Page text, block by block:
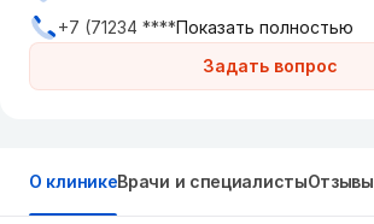
Задать вопрос
+7 (71234 ****Показать полностью
О клиникеВрачи и специалистыОтзывы